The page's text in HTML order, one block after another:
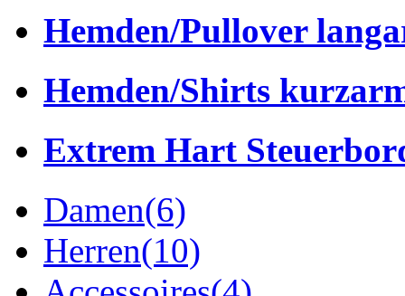
Hemden/Pullover
Hemden/Shirts
Extrem Hart
Damen(6)
Herren(10)